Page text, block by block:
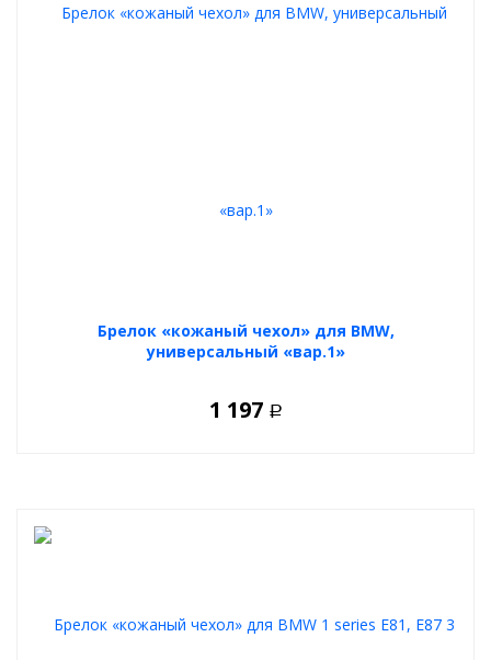
Брелок «кожаный чехол» для BMW,
универсальный «вар.1»
1 197 Р